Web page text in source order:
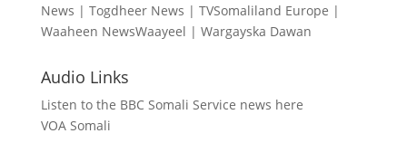
News | Togdheer News | TVSomaliland Europe |
Waaheen NewsWaayeel | Wargayska Dawan
Audio Links
Listen to the BBC Somali Service news here
VOA Somali